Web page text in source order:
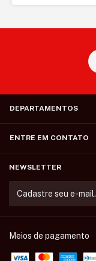
DEPARTAMENTOS
ENTRE EM CONTATO
NEWSLETTER
Meios de pagamento